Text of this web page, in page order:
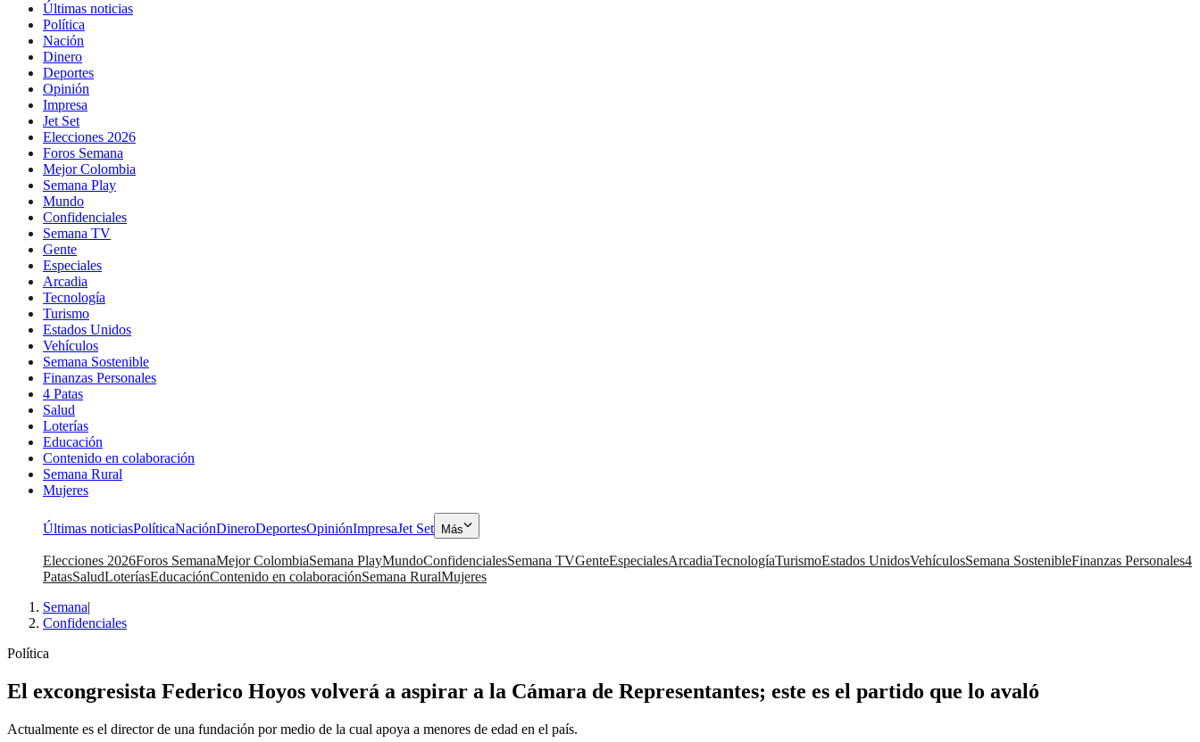
Últimas noticias
Política
Nación
Dinero
Deportes
Opinión
Impresa
Jet Set
Elecciones 2026
Foros Semana
Mejor Colombia
Semana Play
Mundo
Confidenciales
Semana TV
Gente
Especiales
Arcadia
Tecnología
Turismo
Estados Unidos
Vehículos
Semana Sostenible
Finanzas Personales
4 Patas
Salud
Loterías
Educación
Contenido en colaboración
Semana Rural
Mujeres
Últimas noticiasPolíticaNaciónDineroDeportesOpiniónImpresaJet Set Más
Elecciones 2026Foros SemanaMejor ColombiaSemana PlayMundoConfidencialesSemana TVGenteEspecialesArcadiaTecnologíaTurismoEstados UnidosVehículosSemana SostenibleFinanzas Personales4
PatasSaludLoteríasEducaciónContenido en colaboraciónSemana RuralMujeres
Semana|
Confidenciales
Política
El excongresista Federico Hoyos volverá a aspirar a la Cámara de Representantes; este es el partido que lo avaló
Actualmente es el director de una fundación por medio de la cual apoya a menores de edad en el país.